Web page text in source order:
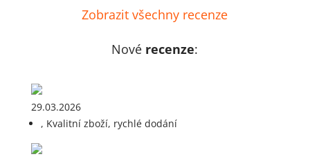
Zobrazit všechny recenze
Nové recenze:
29.03.2026
, Kvalitní zboží, rychlé dodání